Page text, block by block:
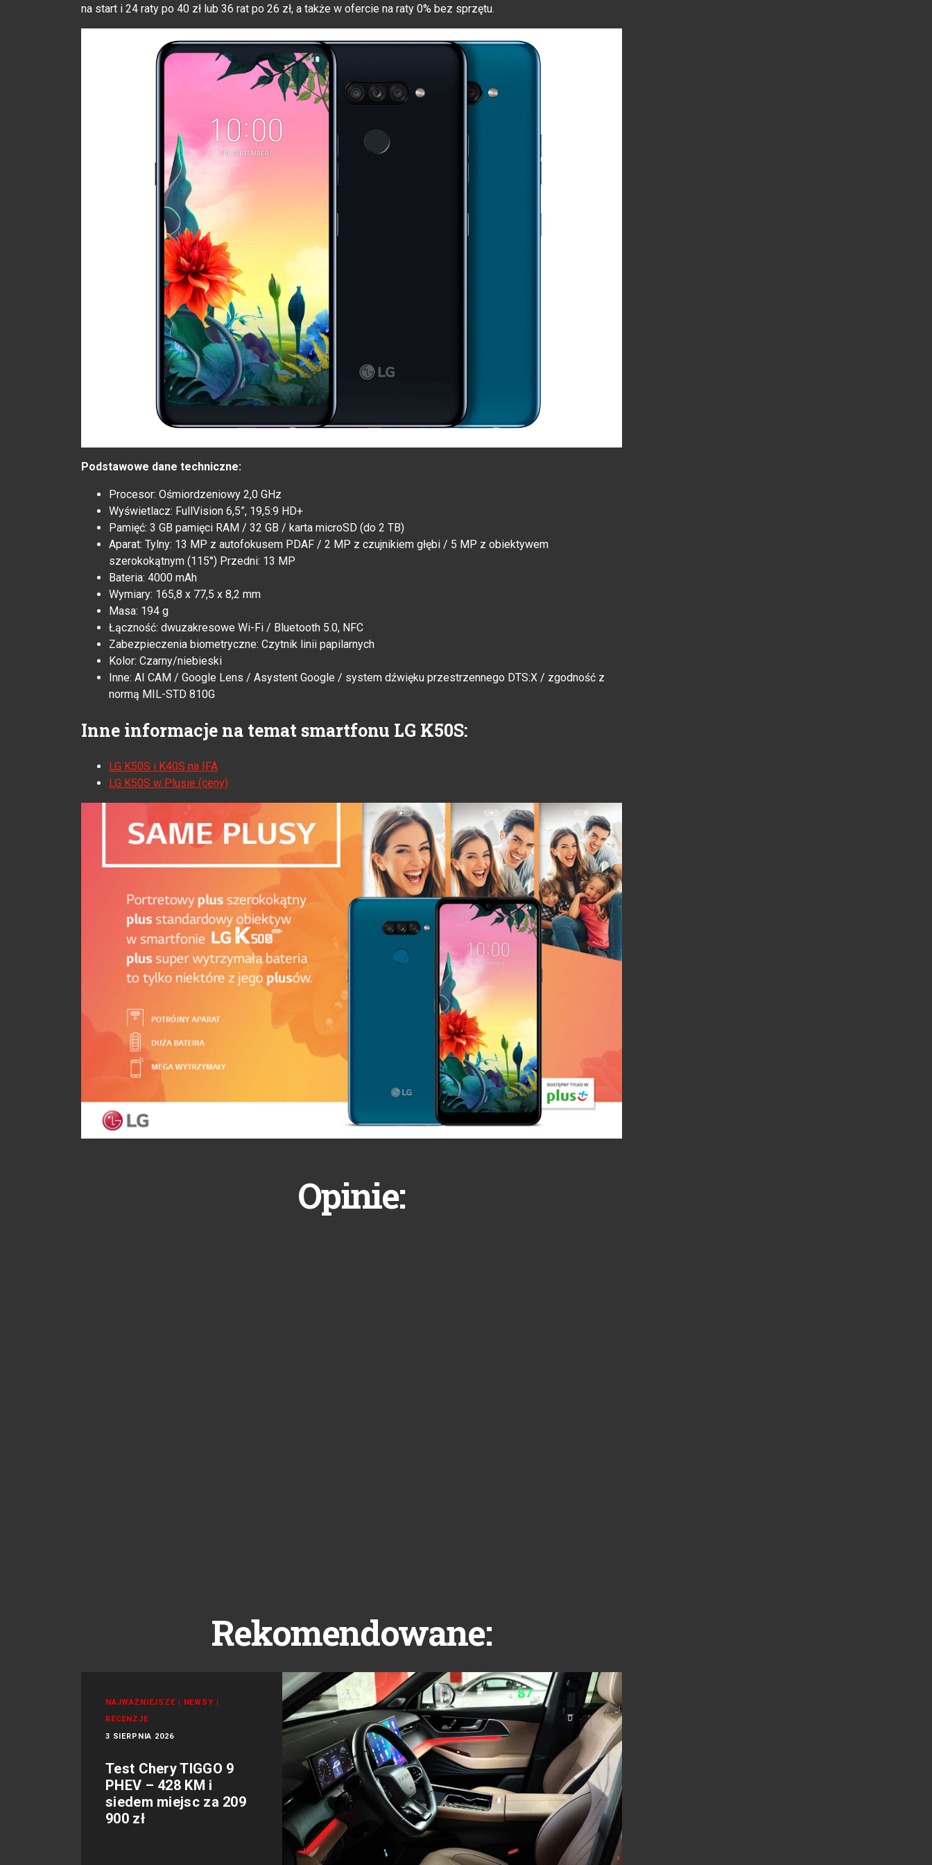
na start i 24 raty po 40 zł lub 36 rat po 26 zł, a także w ofercie na raty 0% bez sprzętu.
Podstawowe dane techniczne:
Procesor: Ośmiordzeniowy 2,0 GHz
Wyświetlacz: FullVision 6,5”, 19,5:9 HD+
Pamięć: 3 GB pamięci RAM / 32 GB / karta microSD (do 2 TB)
Aparat: Tylny: 13 MP z autofokusem PDAF / 2 MP z czujnikiem głębi / 5 MP z obiektywem
szerokokątnym (115°) Przedni: 13 MP
Bateria: 4000 mAh
Wymiary: 165,8 x 77,5 x 8,2 mm
Masa: 194 g
Łączność: dwuzakresowe Wi-Fi / Bluetooth 5.0, NFC
Zabezpieczenia biometryczne: Czytnik linii papilarnych
Kolor: Czarny/niebieski
Inne: AI CAM / Google Lens / Asystent Google / system dźwięku przestrzennego DTS:X / zgodność z
normą MIL-STD 810G
Inne informacje na temat smartfonu LG K50S:
LG K50S i K40S na IFA
LG K50S w Plusie (ceny)
Opinie:
Rekomendowane:
NAJWAŻNIEJSZE | NEWSY |
RECENZJE
3 SIERPNIA 2026
Test Chery TIGGO 9
PHEV – 428 KM i
siedem miejsc za 209
900 zł